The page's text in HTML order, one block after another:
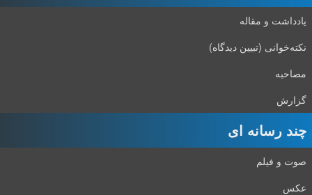
یادداشت و مقاله
نکته‌خوانی (تبیین دیدگاه)
مصاحبه
گزارش
چند رسانه ای
صوت و فیلم
عکس